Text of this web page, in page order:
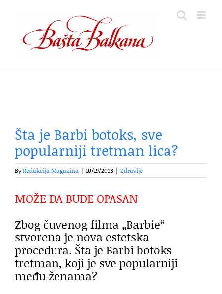
content
Šta je Barbi botoks, sve
popularniji tretman lica?
ByRedakcija Magazina 10/19/2023 Zdravlje
MOŽE DA BUDE OPASAN
Zbog čuvenog filma „Barbie“
stvorena je nova estetska
procedura. Šta je Barbi botoks
tretman, koji je sve popularniji
među ženama?